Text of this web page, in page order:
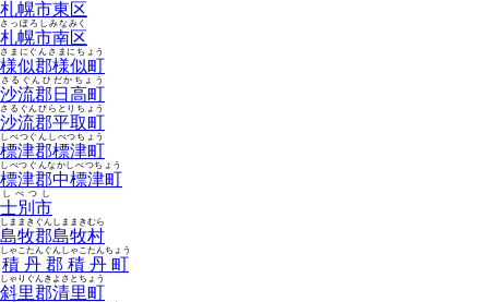
札幌市東区
札幌市南区
さっぽろしみなみく
様似郡様似町
さまにぐんさまにちょう
沙流郡日高町
さるぐんひだかちょう
沙流郡平取町
さるぐんびらとりちょう
標津郡標津町
しべつぐんしべつちょう
標津郡中標津町
しべつぐんなかしべつちょう
士別市
しべつし
島牧郡島牧村
しままきぐんしままきむら
積丹郡積丹町
しゃこたんぐんしゃこたんちょう
斜里郡清里町
しゃりぐんきよさとちょう